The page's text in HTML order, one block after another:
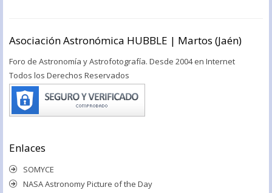
Asociación Astronómica HUBBLE | Martos (Jaén)
Foro de Astronomía y Astrofotografía. Desde 2004 en Internet
Todos los Derechos Reservados
Enlaces
SOMYCE
NASA Astronomy Picture of the Day